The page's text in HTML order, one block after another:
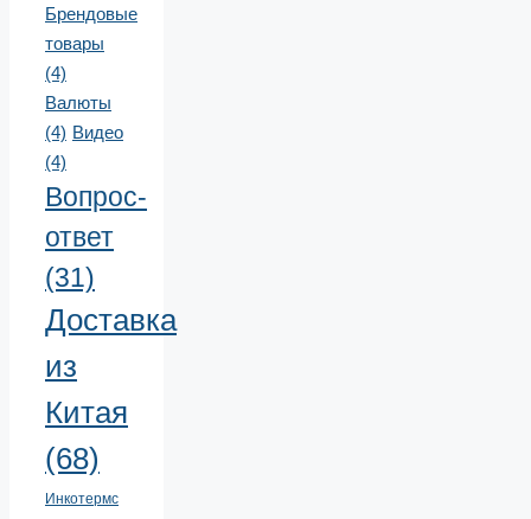
Брендовые
товары
(4)
Валюты
(4) Видео
(4)
Вопрос-
ответ
(31)
Доставка
из
Китая
(68)
Инкотермс